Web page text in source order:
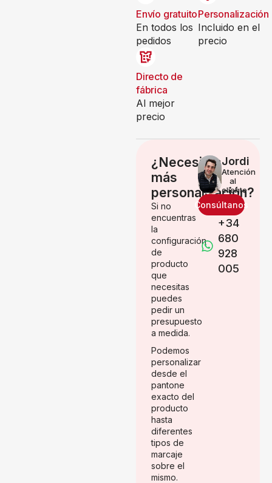
Envío gratuito
En todos los
pedidos
Personalización
Incluido en el
precio
Directo de
fábrica
Al mejor
precio
¿Necesitas
más
personalización?
Si no
encuentras
la
configuración
de
producto
que
necesitas
puedes
pedir un
presupuesto
a medida.
Podemos
personalizar
desde el
pantone
exacto del
producto
hasta
diferentes
tipos de
marcaje
sobre el
mismo.
Jordi
Atención
al
cliente
Consúltanos
+34
680
928
005